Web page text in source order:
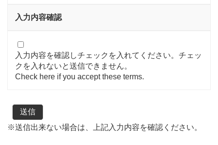
入力内容確認
入力内容を確認しチェックを入れてください。チェッ
クを入れないと送信できません。
Check here if you accept these terms.
※送信出来ない場合は、上記入力内容を確認ください。